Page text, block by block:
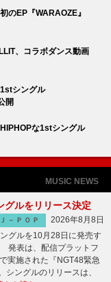
のEP『WARAOZE』
、コラボダンス動画
シングル
開
な1stシングル
MUSIC NEWS
グルをリリース決定
Ｊ－ＰＯＰ
2026年8月8日
グルを10月28日に発売す
発表は、配信プラットフ
実施された『NGT48緊急
シングルのリリースは、